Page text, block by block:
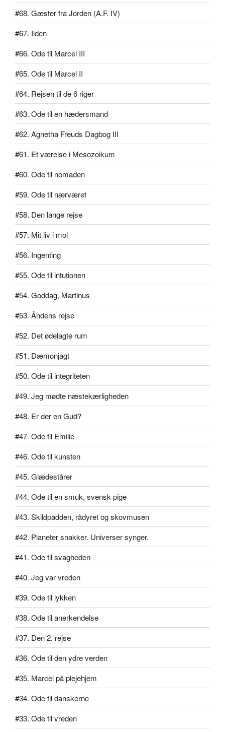
#68. Gæster fra Jorden (A.F. IV)
#67. Ilden
#66. Ode til Marcel III
#65. Ode til Marcel II
#64. Rejsen til de 6 riger
#63. Ode til en hædersmand
#62. Agnetha Freuds Dagbog III
#61. Et værelse i Mesozoikum
#60. Ode til nomaden
#59. Ode til nærværet
#58. Den lange rejse
#57. Mit liv i mol
#56. Ingenting
#55. Ode til intutionen
#54. Goddag, Martinus
#53. Åndens rejse
#52. Det ødelagte rum
#51. Dæmonjagt
#50. Ode til integriteten
#49. Jeg mødte næstekærligheden
#48. Er der en Gud?
#47. Ode til Emilie
#46. Ode til kunsten
#45. Glædestårer
#44. Ode til en smuk, svensk pige
#43. Skildpadden, rådyret og skovmusen
#42. Planeter snakker. Universer synger.
#41. Ode til svagheden
#40. Jeg var vreden
#39. Ode til lykken
#38. Ode til anerkendelse
#37. Den 2. rejse
#36. Ode til den ydre verden
#35. Marcel på plejehjem
#34. Ode til danskerne
#33. Ode til vreden